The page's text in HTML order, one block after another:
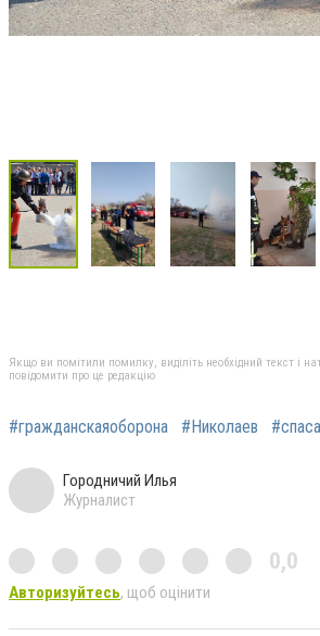
Якщо ви помітили помилку, виділіть необхідний текст і
повідомити про це редакцію
#гражданскаяоборона #Николаев
Городничий Илья
Журналист
0,0
Авторизуйтесь, щоб оцінити